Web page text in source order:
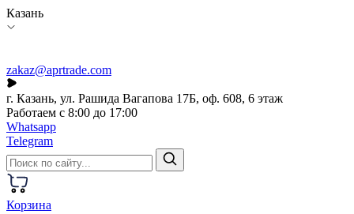
Казань
zakaz@aprtrade.com
г. Казань, ул. Рашида Вагапова 17Б, оф. 608, 6 этаж
Работаем с 8:00 до 17:00
Whatsapp
Telegram
Корзина